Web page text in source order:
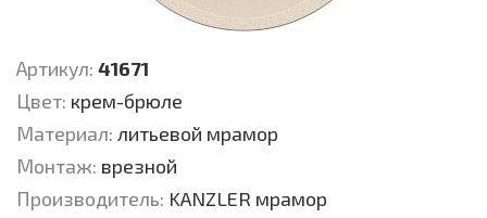
Артикул: 41671
Цвет: крем-брюле
Материал: литьевой мрамор
Монтаж: врезной
Производитель: KANZLER мрамор